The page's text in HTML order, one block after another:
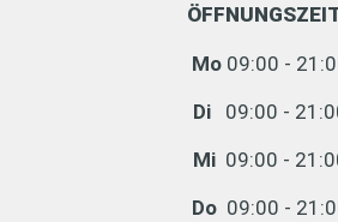
Mo09:00 -
Di
09:00 -
Mi09:00 -
Do09:00 -